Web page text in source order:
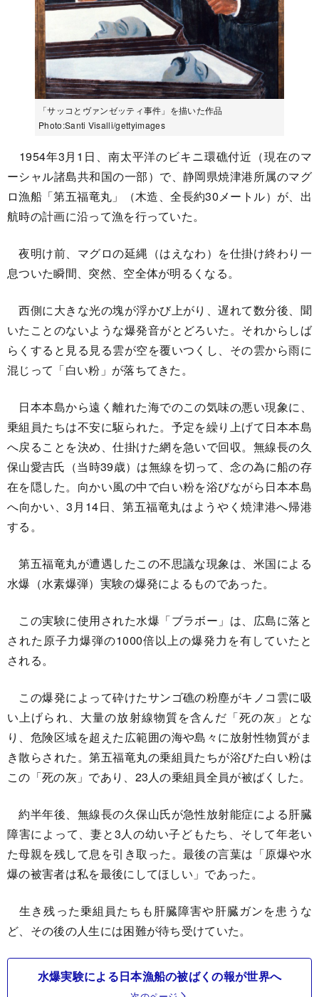
「サッコとヴァンゼッティ事件」を描いた作品
Photo:Santi Visalli/gettyimages
1954年3月1日、南太平洋のビキニ環礁付近（現在のマ
ーシャル諸島共和国の一部）で、静岡県焼津港所属のマグ
ロ漁船「第五福竜丸」（木造、全長約30メートル）が、出
航時の計画に沿って漁を行っていた。
夜明け前、マグロの延縄（はえなわ）を仕掛け終わり一
息ついた瞬間、突然、空全体が明るくなる。
西側に大きな光の塊が浮かび上がり、遅れて数分後、聞
いたことのないような爆発音がとどろいた。それからしば
らくすると見る見る雲が空を覆いつくし、その雲から雨に
混じって「白い粉」が落ちてきた。
日本本島から遠く離れた海でのこの気味の悪い現象に、
乗組員たちは不安に駆られた。予定を繰り上げて日本本島
へ戻ることを決め、仕掛けた網を急いで回収。無線長の久
保山愛吉氏（当時39歳）は無線を切って、念の為に船の存
在を隠した。向かい風の中で白い粉を浴びながら日本本島
へ向かい、3月14日、第五福竜丸はようやく焼津港へ帰港
する。
第五福竜丸が遭遇したこの不思議な現象は、米国による
水爆（水素爆弾）実験の爆発によるものであった。
この実験に使用された水爆「ブラボー」は、広島に落と
された原子力爆弾の1000倍以上の爆発力を有していたと
される。
この爆発によって砕けたサンゴ礁の粉塵がキノコ雲に吸
い上げられ、大量の放射線物質を含んだ「死の灰」とな
り、危険区域を超えた広範囲の海や島々に放射性物質がま
き散らされた。第五福竜丸の乗組員たちが浴びた白い粉は
この「死の灰」であり、23人の乗組員全員が被ばくした。
約半年後、無線長の久保山氏が急性放射能症による肝臓
障害によって、妻と3人の幼い子どもたち、そして年老い
た母親を残して息を引き取った。最後の言葉は「原爆や水
爆の被害者は私を最後にしてほしい」であった。
生き残った乗組員たちも肝臓障害や肝臓ガンを患うな
ど、その後の人生には困難が待ち受けていた。
水爆実験による日本漁船の被ばくの報が世界へ